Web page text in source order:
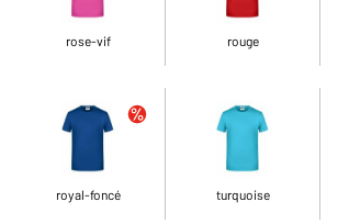
rose-vif rouge
royal-foncé turquoise